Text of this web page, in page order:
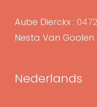
Aube Dierckx :
Nesta Van Goolen :
Nederlands